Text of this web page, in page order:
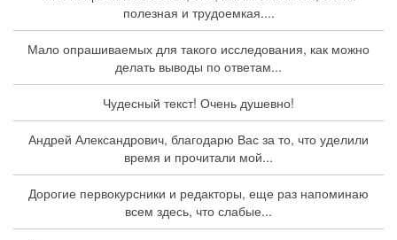
полезная и трудоемкая....
Мало опрашиваемых для такого исследования, как можно
делать выводы по ответам...
Чудесный текст! Очень душевно!
Андрей Александрович, благодарю Вас за то, что уделили
время и прочитали мой...
Дорогие первокурсники и редакторы, еще раз напоминаю
всем здесь, что слабые...